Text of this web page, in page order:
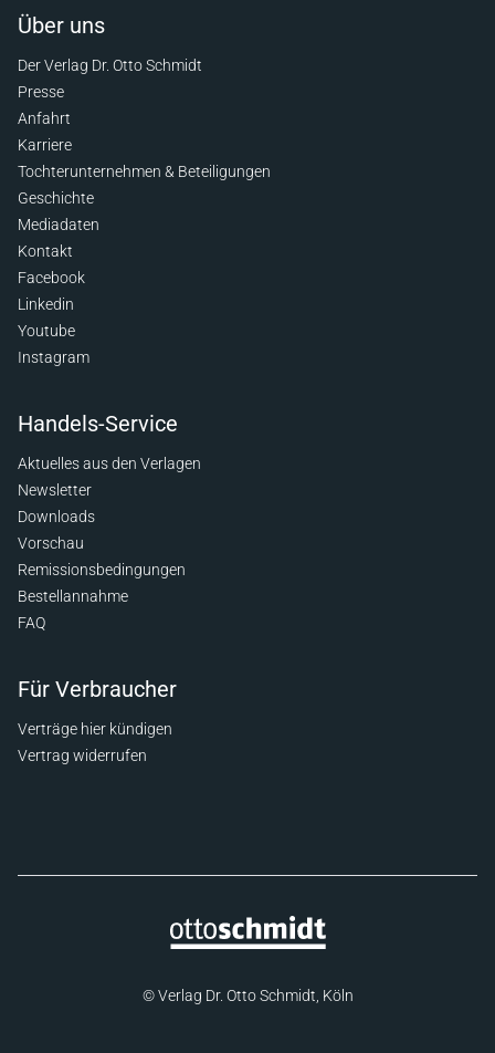
Über uns
Der Verlag Dr. Otto Schmidt
Presse
Anfahrt
Karriere
Tochterunternehmen & Beteiligungen
Geschichte
Mediadaten
Kontakt
Facebook
Linkedin
Youtube
Instagram
Handels-Service
Aktuelles aus den Verlagen
Newsletter
Downloads
Vorschau
Remissionsbedingungen
Bestellannahme
FAQ
Für Verbraucher
Verträge hier kündigen
Vertrag widerrufen
© Verlag Dr. Otto Schmidt, Köln